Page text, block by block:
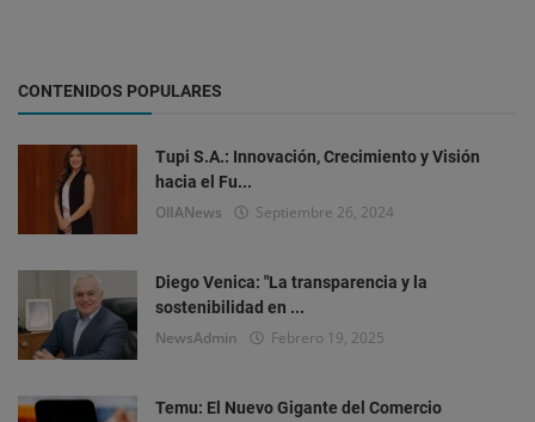
CONTENIDOS POPULARES
Tupi S.A.: Innovación, Crecimiento y Visión
hacia el Fu...
OlIANews Septiembre 26, 2024
Diego Venica: "La transparencia y la
sostenibilidad en ...
NewsAdmin Febrero 19, 2025
Temu: El Nuevo Gigante del Comercio